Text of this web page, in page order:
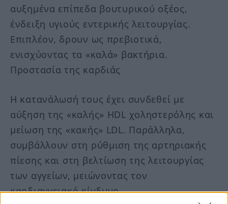
αυξημένα επίπεδα βουτυρικού οξέος,
ένδειξη υγιούς εντερικής λειτουργίας.
Επιπλέον, δρουν ως πρεβιοτικά,
ενισχύοντας τα «καλά» βακτήρια.
Προστασία της καρδιάς
Η κατανάλωσή τους έχει συνδεθεί με
αύξηση της «καλής» HDL χοληστερόλης και
μείωση της «κακής» LDL. Παράλληλα,
συμβάλλουν στη ρύθμιση της αρτηριακής
πίεσης και στη βελτίωση της λειτουργίας
των αγγείων, μειώνοντας τον
καρδιαγγειακό κίνδυνο.